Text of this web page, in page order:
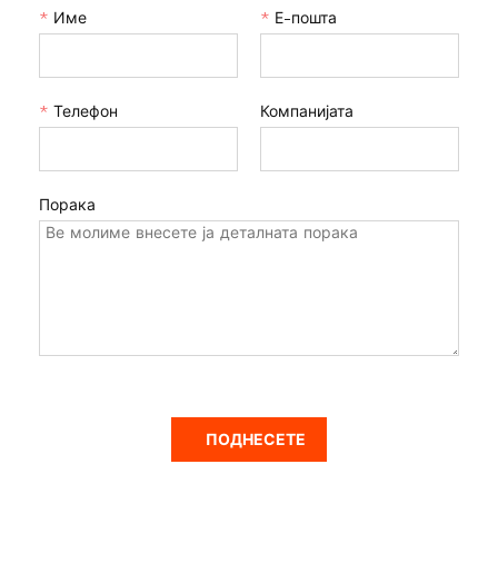
* Име * Е-пошта
* Телефон Компанијата
Порака
ПОДНЕСЕТЕ